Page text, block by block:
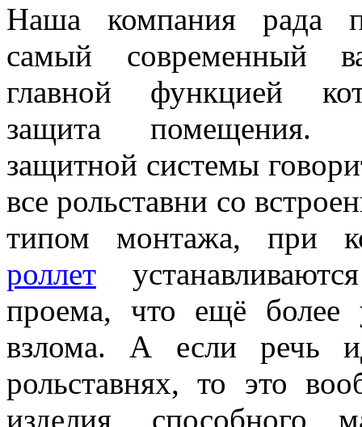
Наша компания рада
самый современный
главной функцией
защита помещения.
защитной системы
все рольставни со
типом монтажа, при
роллет
проема, что ещё более
взлома. А если речь
рольставнях, то это
изделия, способного